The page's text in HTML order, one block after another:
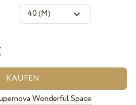
Wonderful Space